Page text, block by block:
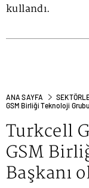
kullandı.
ANA SAYFA
GSM Birliği Teknoloji
Turkcell
GSM
Başkanı